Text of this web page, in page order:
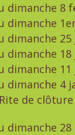
dimanche 8
dimanche
dimanche 25
dimanche 18
dimanche 11
dimanche 4
de
dimanche